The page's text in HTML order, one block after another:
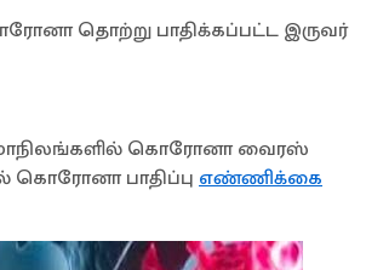
தொற்று பாதிக்கப்பட்ட இருவர்
மாநிலங்களில் கொரோனா வைரஸ்
கொரோனா பாதிப்பு எண்ணிக்கை